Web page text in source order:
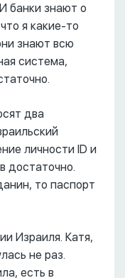
банки знают о
я какие-то
знают всю
система,
два
личности ID и
достаточно.
то паспорт
Израиля. Катя,
не раз.
есть в